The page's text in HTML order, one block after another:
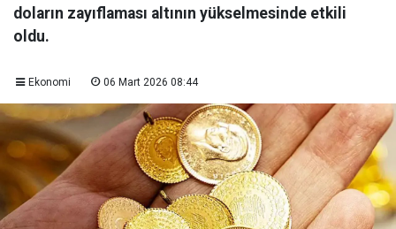
doların zayıflaması altının yükselmesinde etkili
oldu.
Ekonomi 06 Mart 2026 08:44